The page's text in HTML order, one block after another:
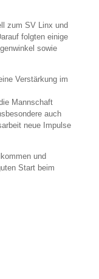
zum SV Linx und
folgten einige
sowie
Verstärkung im
Mannschaft
auch
neue Impulse
und
Start beim